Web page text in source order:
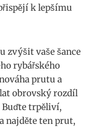
k lepšímu
zvýšit vaše šance
​rybářského
prutu a‍
obrovský rozdíl⁢
⁣Buďte ⁢trpěliví,
najděte ten prut,